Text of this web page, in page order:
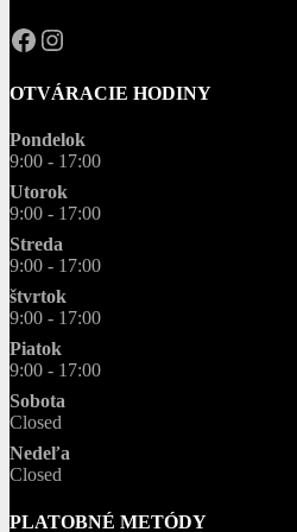
OPAL.drahokamy
opal.drahokamy
OTVÁRACIE HODINY
Pondelok
9:00 - 17:00
Utorok
9:00 - 17:00
Streda
9:00 - 17:00
štvrtok
9:00 - 17:00
Piatok
9:00 - 17:00
Sobota
Closed
Nedeľa
Closed
PLATOBNÉ METÓDY